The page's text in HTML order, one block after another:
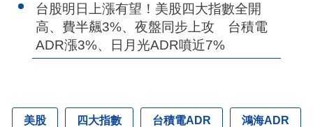
台股明日上漲有望！美股四大指數全開
高、費半飆3%、夜盤同步上攻 台積電
ADR漲3%、日月光ADR噴近7%
美股 四大指數 台積電ADR 鴻海ADR